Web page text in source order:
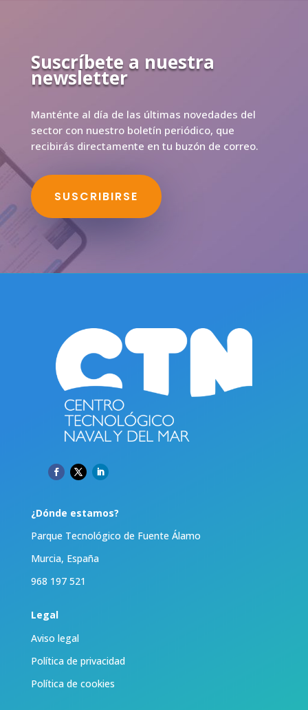
Suscríbete a nuestra
newsletter
Manténte al día de las últimas novedades del
sector con nuestro boletín periódico, que
recibirás directamente en tu buzón de correo.
SUSCRIBIRSE
¿Dónde estamos?
Parque Tecnológico de Fuente Álamo
Murcia, España
968 197 521
Legal
Aviso legal
Política de privacidad
Política de cookies